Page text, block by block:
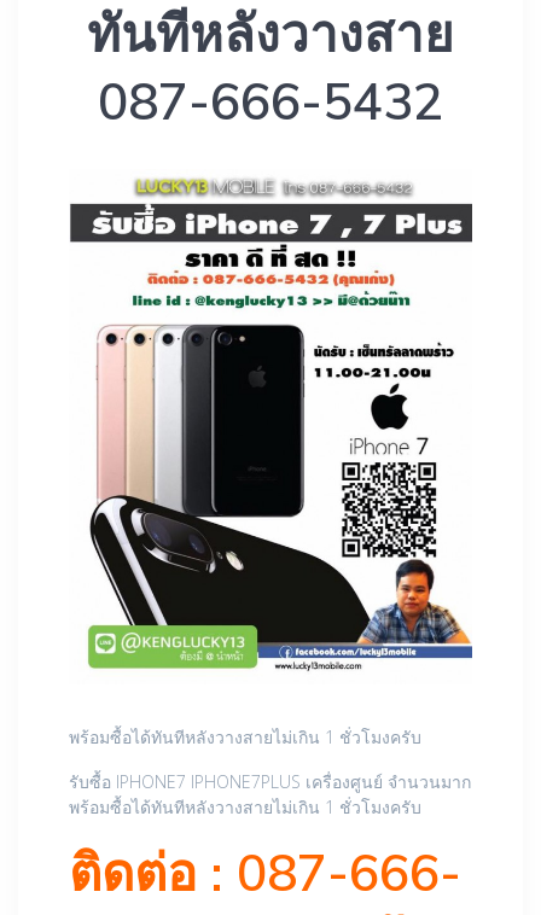
ทันทีหลังวางสาย
087-666-5432
พร้อมซื้อได้ทันทีหลังวางสายไม่เกิน 1 ชั่วโมงครับ
รับซื้อ IPHONE7 IPHONE7PLUS เครื่องศูนย์ จำนวนมาก
พร้อมซื้อได้ทันทีหลังวางสายไม่เกิน 1 ชั่วโมงครับ
ติดต่อ : 087-666-